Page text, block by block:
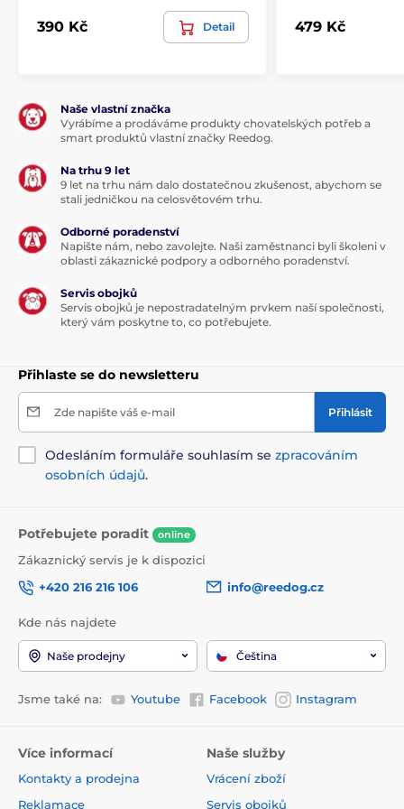
390 Kč Detail 479 Kč
Naše vlastní značka
Vyrábíme a prodáváme produkty chovatelských potřeb a
smart produktů vlastní značky Reedog.
Na trhu 9 let
9 let na trhu nám dalo dostatečnou zkušenost, abychom se
stali jedničkou na celosvětovém trhu.
Odborné poradenství
Napište nám, nebo zavolejte. Naši zaměstnanci byli školeni v
oblasti zákaznické podpory a odborného poradenství.
Servis obojků
Servis obojků je nepostradatelným prvkem naší společnosti,
který vám poskytne to, co potřebujete.
Přihlaste se do newsletteru
Zde napište váš e-mail Přihlásit
Odesláním formuláře souhlasím se zpracováním
osobních údajů.
Potřebujete poradit online
Zákaznický servis je k dispozici
+420 216 216 106
info@reedog.cz
Kde nás najdete
Naše prodejny Čeština
Jsme také na: Youtube Facebook Instagram
Více informací
Kontakty a prodejna
Reklamace
Naše služby
Vrácení zboží
Servis obojků